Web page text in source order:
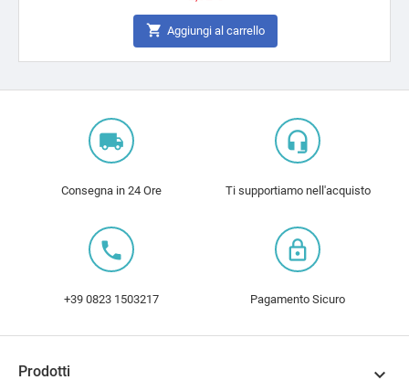
 Aggiungi al carrello
local_shipping
Consegna in 24 Ore
headset_mic
Ti supportiamo nell'acquisto
local_phone
+39 0823 1503217
lock_outline
Pagamento Sicuro
Prodotti 